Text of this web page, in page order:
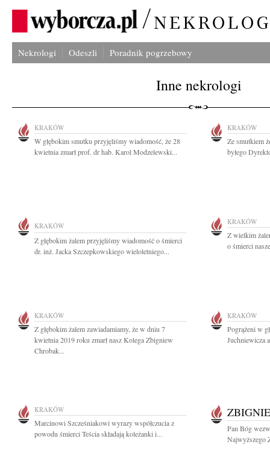
Nekrologi Odeszli Poradnik pogrzebowy
Inne nekrologi
KRAKÓW
W głębokim smutku przyjęliśmy wiadomość, że 28
kwietnia zmarł prof. dr hab. Karol Modzelewski...
KRAKÓW
Ze smutkiem
byłego
KRAKÓW
Z głębokim żalem przyjęliśmy wiadomość o śmierci
dr. inż. Jacka Szczepkowskiego wieloletniego...
KRAKÓW
Z wielkim
o śmierci
KRAKÓW
Z głębokim żalem zawiadamiamy, że w dniu 7
kwietnia 2019 roku zmarł nasz Kolega Zbigniew
Chrobak...
KRAKÓW
Pogrążeni w
Juchniewicza
KRAKÓW
Marcinowi Szcześniakowi wyrazy współczucia z
powodu śmierci Teścia składają koleżanki i...
Pan Bóg
Najwyższego